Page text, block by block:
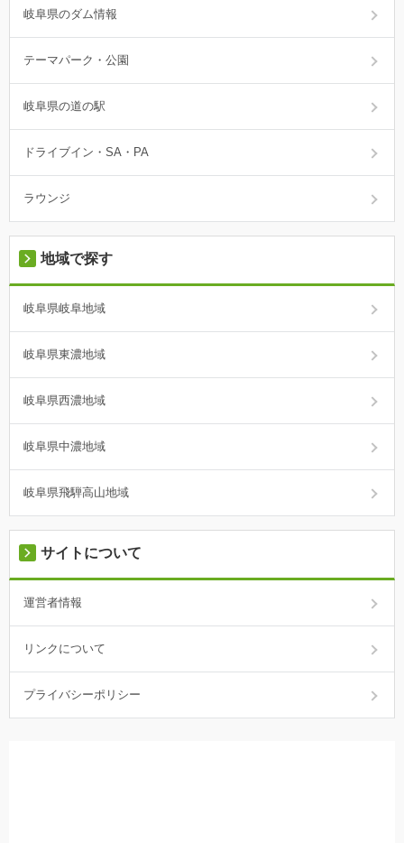
岐阜県のダム情報
テーマパーク・公園
岐阜県の道の駅
ドライブイン・SA・PA
ラウンジ
地域で探す
岐阜県岐阜地域
岐阜県東濃地域
岐阜県西濃地域
岐阜県中濃地域
岐阜県飛騨高山地域
サイトについて
運営者情報
リンクについて
プライバシーポリシー